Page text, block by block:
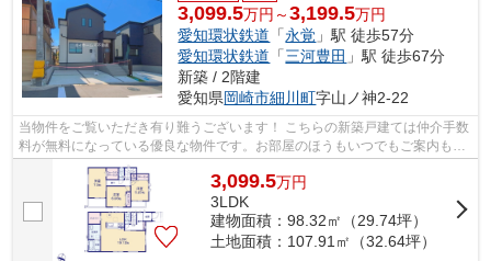
3,099.5万円～3,199.5万円
愛知環状鉄道 「永覚 」駅 徒歩57分
愛知環状鉄道 「三河豊田 」駅 徒歩67分
新築 / 2階建
愛知県岡崎市細川町字山ノ神2-22
当物件をご覧いただき有り難うございます！ こちらの新築戸建ては仲介手数
料が無料になっている優良な物件です。お部屋のほうもいつでもご案内もさ
せて頂きますのでお気軽にお問合せ下...
3,099.5万円
3LDK
建物面積：98.32㎡（29.74坪）
土地面積：107.91㎡（32.64坪）